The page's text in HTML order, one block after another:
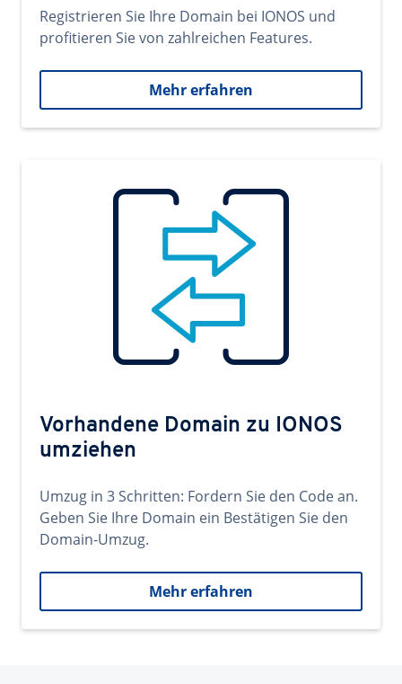
Registrieren Sie Ihre Domain bei IONOS und
profitieren Sie von zahlreichen Features.
Mehr erfahren
Vorhandene Domain zu IONOS
umziehen
Umzug in 3 Schritten: Fordern Sie den Code an.
Geben Sie Ihre Domain ein Bestätigen Sie den
Domain-Umzug.
Mehr erfahren